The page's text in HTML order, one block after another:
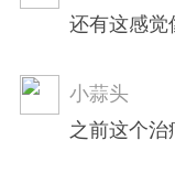
还有这感觉
小蒜头
之前这个治